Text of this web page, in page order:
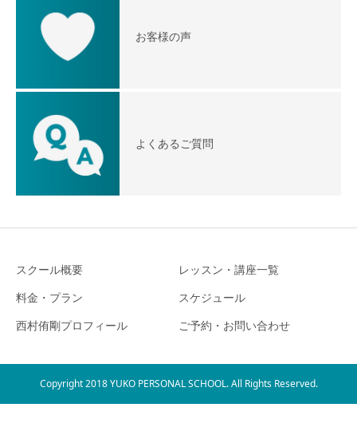
お客様の声
よくあるご質問
スクール概要
レッスン・講座一覧
料金・プラン
スケジュール
西村侑剛プロフィール
ご予約・お問い合わせ
Copyright 2018 YUKO PERSONAL SCHOOL. All Rights Reserved.